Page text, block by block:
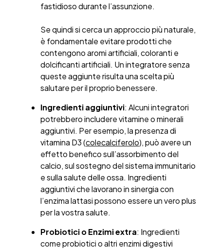
fastidioso durante l’assunzione.
Se quindi si cerca un approccio più naturale,
è fondamentale evitare prodotti che
contengono aromi artificiali, coloranti e
dolcificanti artificiali. Un integratore senza
queste aggiunte risulta una scelta più
salutare per il proprio benessere.
Ingredienti aggiuntivi: Alcuni integratori
potrebbero includere vitamine o minerali
aggiuntivi. Per esempio, la presenza di
vitamina D3 (colecalciferolo), può avere un
effetto benefico sull’assorbimento del
calcio, sul sostegno del sistema immunitario
e sulla salute delle ossa. Ingredienti
aggiuntivi che lavorano in sinergia con
l’enzima lattasi possono essere un vero plus
per la vostra salute.
Probiotici o Enzimi extra: Ingredienti
come probiotici o altri enzimi digestivi